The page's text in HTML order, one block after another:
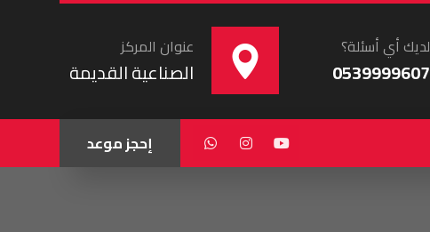
عنوان المركز
الصناعية القديمة
لديك أي أسئلة؟
0539999607
إحجز موعد